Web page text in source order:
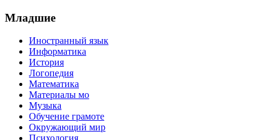
Младшие
Иностранный язык
Информатика
История
Логопедия
Математика
Материалы мо
Музыка
Обучение грамоте
Окружающий мир